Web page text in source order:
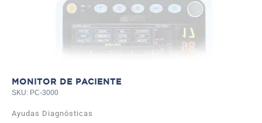
MONITOR DE PACIENTE
SKU: PC-3000
Ayudas Diagnósticas